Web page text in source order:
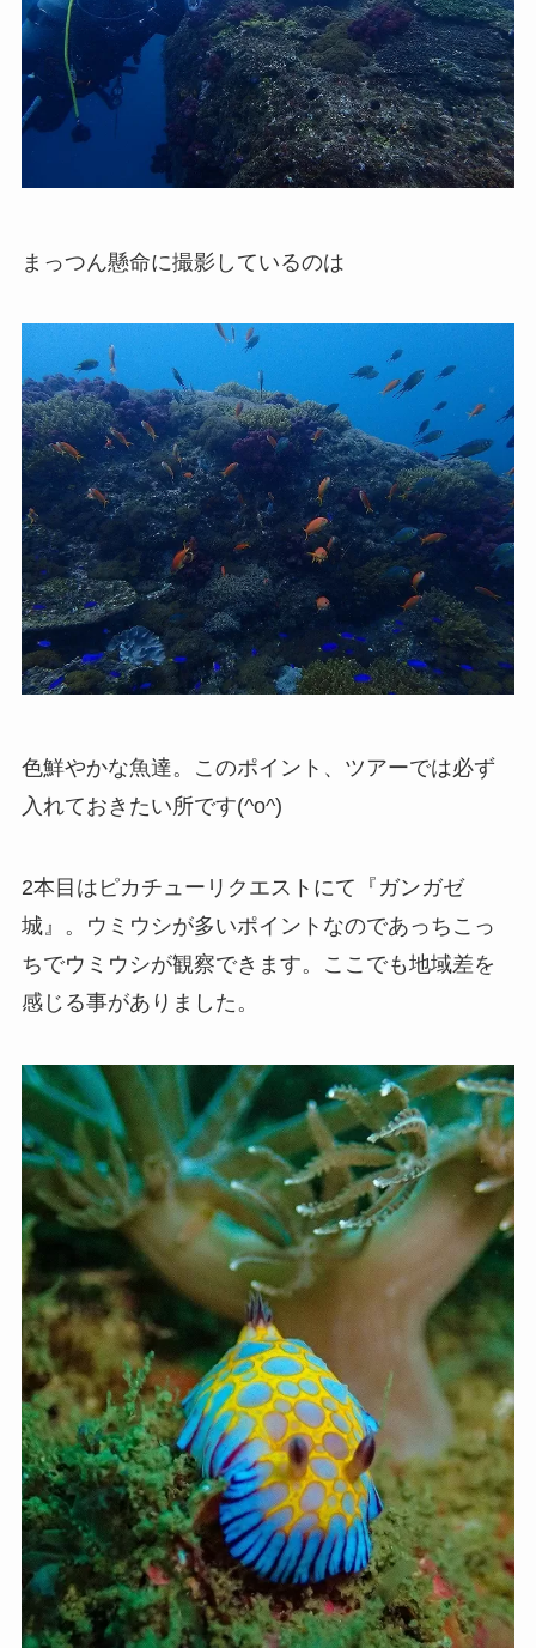
まっつん懸命に撮影しているのは
色鮮やかな魚達。このポイント、ツアーでは必ず
入れておきたい所です(^o^)
2本目はピカチューリクエストにて『ガンガゼ
城』。ウミウシが多いポイントなのであっちこっ
ちでウミウシが観察できます。ここでも地域差を
感じる事がありました。